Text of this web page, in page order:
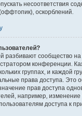
несоответствия
оскорблений.
разбивают сообщество на
конференции.
группах, и каждой
права доступа. Это
прав доступа
например,
доступа к